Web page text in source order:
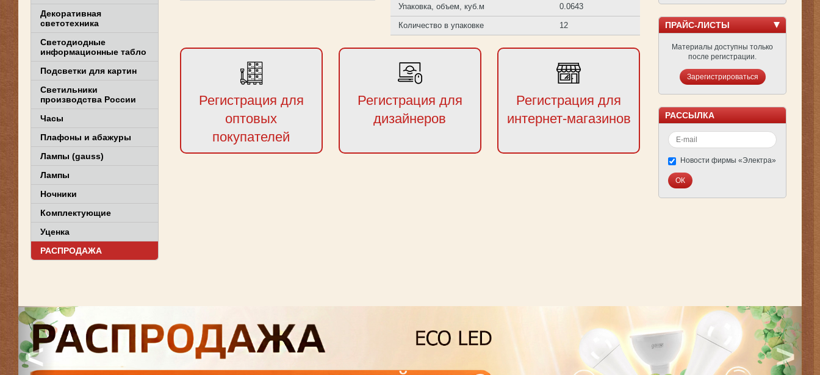
Упаковка, объем, куб.м 0.0643
Количество в упаковке 12
Регистрация для
оптовых
покупателей
Регистрация для
дизайнеров
Регистрация для
интернет-магазинов
Декоративная
светотехника
Светодиодные
информационные табло
Подсветки для картин
Светильники
производства России
Часы
Плафоны и абажуры
Лампы (gauss)
Лампы
Ночники
Комплектующие
Уценка
РАСПРОДАЖА
ПРАЙС-ЛИСТЫ
Материалы доступны только
после регистрации.
Зарегистрироваться
РАССЫЛКА
Новости фирмы «Электра»